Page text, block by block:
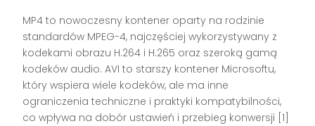
MP4 to nowoczesny kontener oparty na rodzinie
standardów MPEG-4, najczęściej wykorzystywany z
kodekami obrazu H.264 i H.265 oraz szeroką gamą
kodeków audio. AVI to starszy kontener Microsoftu,
który wspiera wiele kodeków, ale ma inne
ograniczenia techniczne i praktyki kompatybilności,
co wpływa na dobór ustawień i przebieg konwersji [1]